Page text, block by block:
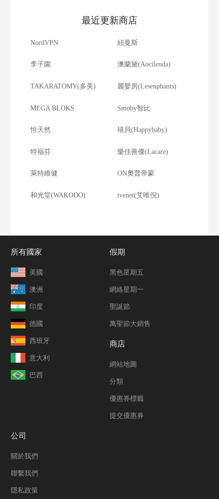
最近更新商店
NordVPN 紐曼斯
李子園 澳蘭黛(Aocilenda)
TAKARATOMY(多美) 麗嬰房(Lesenphants)
MEGA BLOKS Smoby智比
恒天然 禧貝(Happybaby)
特福芬 樂佳善優(Lacare)
萊特維健 ON奧普帝蒙
和光堂(WAKODO) ivenet(艾唯倪)
所有國家
美國
澳洲
印度
德國
西班牙
意大利
巴西
假期
黑色星期五
網絡星期一
聖誕節
萬聖節大銷售
商店
網站地圖
分類
優惠券標籤
提交優惠券
公司
關於我們
聯繫我們
隱私政策